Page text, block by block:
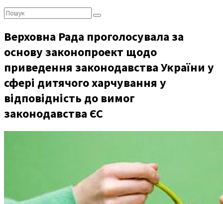
Пошук:
Верховна Рада проголосувала за
основу законопроект щодо
приведення законодавства України у
сфері дитячого харчування у
відповідність до вимог
законодавства ЄС